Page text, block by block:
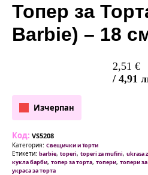
Топер за
Barbie) – 18
2,51 €
/ 4,91
Изчерпан
Код: VS5208
Категория: Свещички и Торти
Етикети: barbie, toperi, toperi za mufini, ukrasa
кукла барби, топер за торта, топери, топери
украса за торта